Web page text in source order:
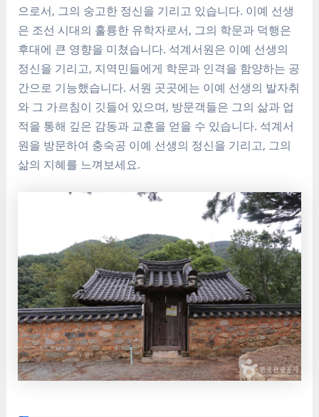
으로서, 그의 숭고한 정신을 기리고 있습니다. 이예 선생
은 조선 시대의 훌륭한 유학자로서, 그의 학문과 덕행은
후대에 큰 영향을 미쳤습니다. 석계서원은 이예 선생의
정신을 기리고, 지역민들에게 학문과 인격을 함양하는 공
간으로 기능했습니다. 서원 곳곳에는 이예 선생의 발자취
와 그 가르침이 깃들어 있으며, 방문객들은 그의 삶과 업
적을 통해 깊은 감동과 교훈을 얻을 수 있습니다. 석계서
원을 방문하여 충숙공 이예 선생의 정신을 기리고, 그의
삶의 지혜를 느껴보세요.